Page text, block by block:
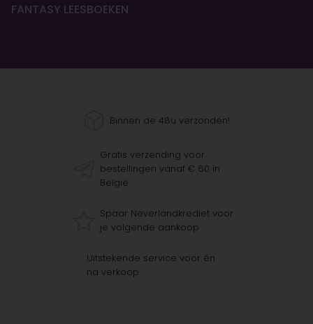
FANTASY LEESBOEKEN
Binnen de 48u verzonden!
Gratis verzending voor
bestellingen vanaf € 60 in
België
Spaar Neverlandkrediet voor
je volgende aankoop
Uitstekende service voor én
na verkoop